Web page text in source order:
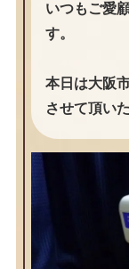
いつもご愛
す。
本日は大阪
させて頂い